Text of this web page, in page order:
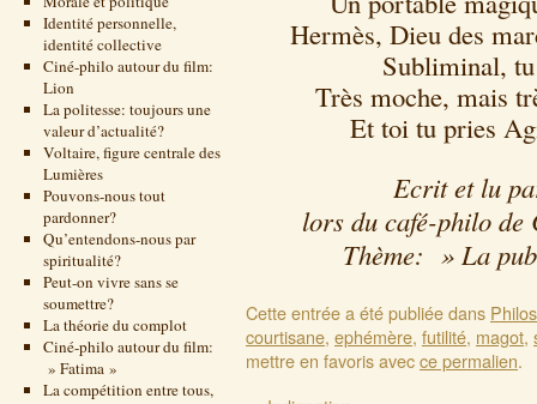
Identité personnelle,
identité collective
Ciné-philo autour du film:
Lion
La politesse: toujours une
valeur d’actualité?
Voltaire, figure centrale des
Lumières
Pouvons-nous tout
pardonner?
Qu’entendons-nous par
spiritualité?
Peut-on vivre sans se
soumettre?
La théorie du complot
Ciné-philo autour du film:
» Fatima »
La compétition entre tous,
Hermès, Dieu des
Subliminal,
Très moche, mais
Et toi tu pries
Ecrit et lu
lors du café-philo
Thème: » La
Cette entrée a été publiée dans
courtisane, ephémère, futilité, magot,
mettre en favoris avecce permalien.